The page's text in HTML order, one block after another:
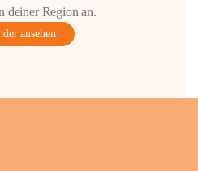
deiner Region an.
ansehen